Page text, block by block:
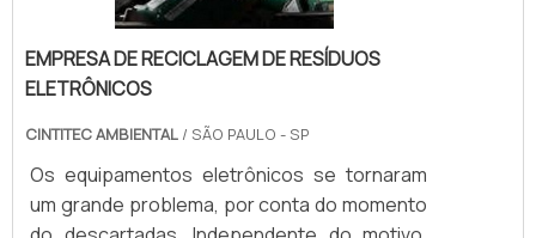
EMPRESA DE RECICLAGEM DE RESÍDUOS
ELETRÔNICOS
CINTITEC AMBIENTAL / SÃO PAULO - SP
Os equipamentos eletrônicos se tornaram
um grande problema, por conta do momento